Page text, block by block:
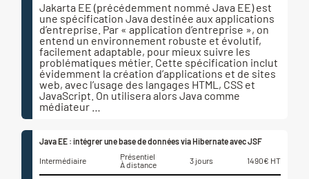
Jakarta EE (précédemment nommé Java EE) est
une spécification Java destinée aux applications
d’entreprise. Par « application d’entreprise », on
entend un environnement robuste et évolutif,
facilement adaptable, pour mieux suivre les
problématiques métier. Cette spécification inclut
évidemment la création d’applications et de sites
web, avec l’usage des langages HTML, CSS et
JavaScript. On utilisera alors Java comme
médiateur …
Java EE : intégrer une base de données via Hibernate avec JSF
Intermédiaire
Présentiel
À distance
3 jours 1490€ HT